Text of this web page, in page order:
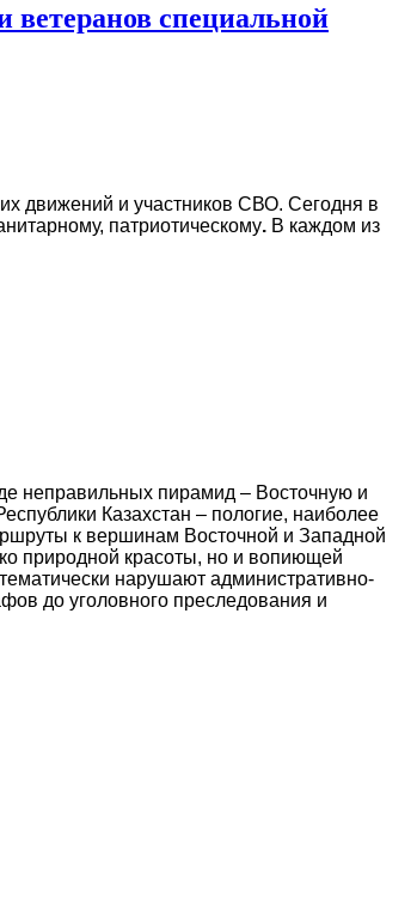
ветеранов специальной
движений и участников СВО. Сегодня в
патриотическому. В каждом из
неправильных пирамид – Восточную и
Казахстан – пологие, наиболее
к вершинам Восточной и Западной
природной красоты, но и вопиющей
нарушают административно-
до уголовного преследования и